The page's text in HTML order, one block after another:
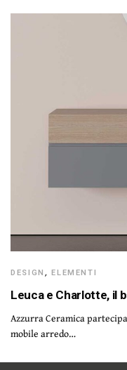
DESIGN ,ELEMENTI
Leuca e Charlotte, il
Azzurra Ceramica
mobile arredo…